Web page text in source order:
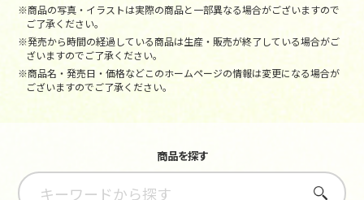
※商品の写真・イラストは実際の商品と一部異なる場合がございますので
ご了承ください。
※発売から時間の経過している商品は生産・販売が終了している場合がご
ざいますのでご了承ください。
※商品名・発売日・価格などこのホームページの情報は変更になる場合が
ございますのでご了承ください。
商品を探す
さがす